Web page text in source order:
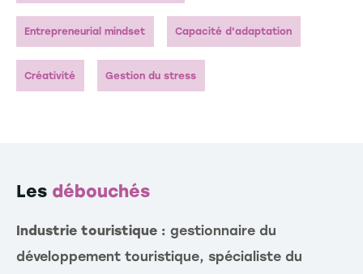
Entrepreneurial mindset Capacité d'adaptation
Créativité Gestion du stress
Les débouchés
Industrie touristique : gestionnaire du
développement touristique, spécialiste du